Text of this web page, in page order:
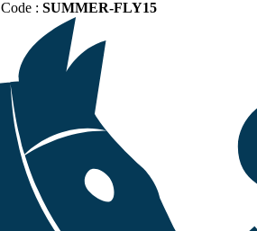
: SUMMER-FLY15